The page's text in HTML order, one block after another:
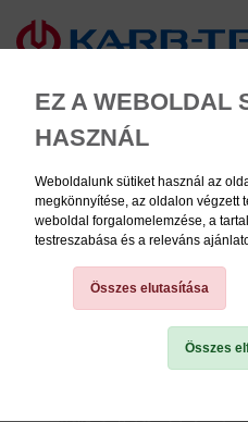
EZ A WEBOLDAL
HASZNÁL
Weboldalunk sütiket használ az
megkönnyítése, az oldalon végzett
weboldal forgalomelemzése, a
testreszabása és a releváns
Összes elutasítása
Összes
Üzleteink